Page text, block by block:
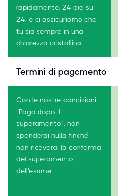
rapidamente, 24 ore su
24, e ci assicuriamo che
tu sia sempre in una
chiarezza cristallina.
Termini di pagamento
Con le nostre condizioni
"Paga dopo il
superamento", non
spenderai nulla finché
non riceverai la conferma
del superamento
dell'esame.